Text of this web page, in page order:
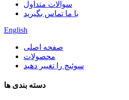
سوالات متداول
با ما تماس بگیرید
English
صفحه اصلی
محصولات
سوئیچ را تغییر دهید
دسته بندی ها